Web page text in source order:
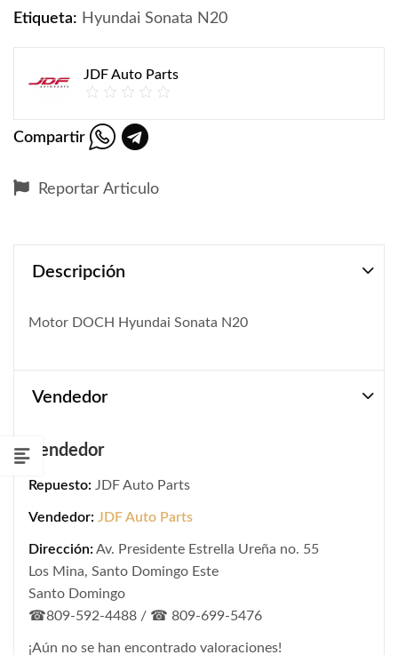
Etiqueta: Hyundai Sonata N20
JDF Auto Parts
Compartir
Reportar Articulo
Descripción
Motor DOCH Hyundai Sonata N20
Vendedor
Vendedor
Repuesto: JDF Auto Parts
Vendedor: JDF Auto Parts
Dirección: Av. Presidente Estrella Ureña no. 55
Los Mina, Santo Domingo Este
Santo Domingo
☎809-592-4488 / ☎ 809-699-5476
¡Aún no se han encontrado valoraciones!